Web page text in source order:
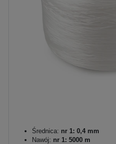
Średnica: nr 1: 0,4 mm
Nawój: nr 1: 5000 m